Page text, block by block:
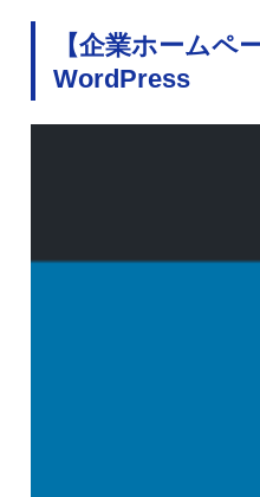
【企業ホームペ
WordPress